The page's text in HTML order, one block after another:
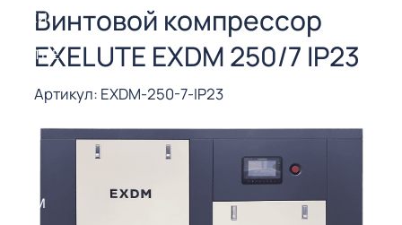
Винтовой компрессор
EXELUTE EXDM 250/7 IP23
Артикул: EXDM-250-7-IP23
РЕЗКИ